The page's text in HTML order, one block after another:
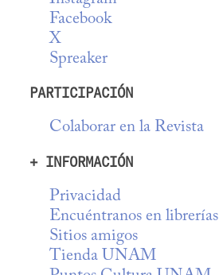
Facebook
X
Spreaker
PARTICIPACIÓN
Colaborar en la Revista
+ INFORMACIÓN
Privacidad
Encuéntranos en librerías
Sitios amigos
Tienda UNAM